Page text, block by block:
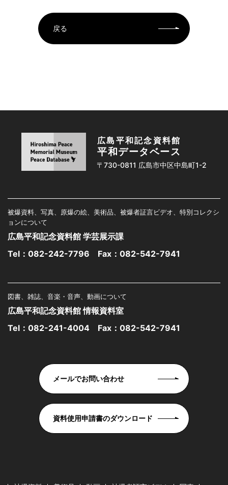
戻る
広島平和記念資料館
平和データベース
〒730-0811 広島市中区中島町1-2
被爆資料、写真、原爆の絵、美術品、被爆者証言ビデオ、特別コレクシ
ョンについて
広島平和記念資料館 学芸展示課
Tel： 082-242-7796 Fax：082-542-7941
図書、雑誌、音楽・音声、動画について
広島平和記念資料館 情報資料室
Tel： 082-241-4004 Fax：082-542-7941
メールでお問い合わせ
資料使用申請書のダウンロード